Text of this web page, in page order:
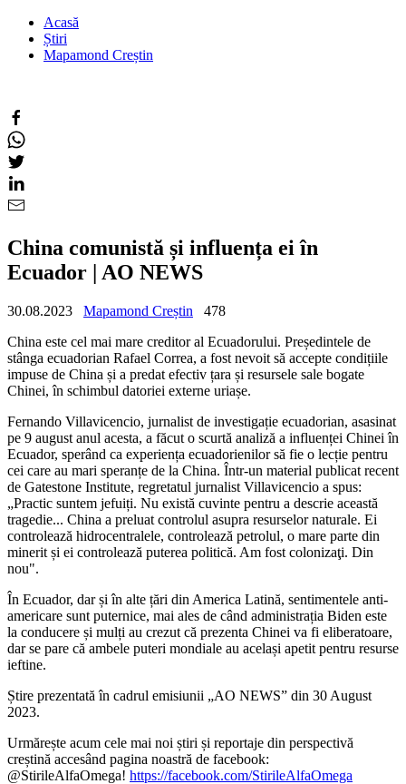
Acasă
Știri
Mapamond Creștin
China comunistă și influența ei în
Ecuador | AO NEWS
30.08.2023 Mapamond Creștin
478
China este cel mai mare creditor al Ecuadorului. Președintele de
stânga ecuadorian Rafael Correa, a fost nevoit să accepte condițiile
impuse de China și a predat efectiv țara și resursele sale bogate
Chinei, în schimbul datoriei externe uriașe.
Fernando Villavicencio, jurnalist de investigație ecuadorian, asasinat
pe 9 august anul acesta, a făcut o scurtă analiză a influenței Chinei în
Ecuador, sperând ca experiența ecuadorienilor să fie o lecție pentru
cei care au mari speranțe de la China. Într-un material publicat recent
de Gatestone Institute, regretatul jurnalist Villavicencio a spus:
„Practic suntem jefuiți. Nu există cuvinte pentru a descrie această
tragedie... China a preluat controlul asupra resurselor naturale. Ei
controlează hidrocentralele, controlează petrolul, o mare parte din
minerit și ei controlează puterea politică. Am fost colonizaţi. Din
nou".
În Ecuador, dar și în alte țări din America Latină, sentimentele anti-
americare sunt puternice, mai ales de când administrația Biden este
la conducere și mulți au crezut că prezenta Chinei va fi eliberatoare,
dar se pare că ambele puteri mondiale au același apetit pentru resurse
ieftine.
Știre prezentată în cadrul emisiunii „AO NEWS” din 30 August
2023.
Urmărește acum cele mai noi știri și reportaje din perspectivă
creștină accesând pagina noastră de facebook:
@StirileAlfaOmega! https://facebook.com/StirileAlfaOmega